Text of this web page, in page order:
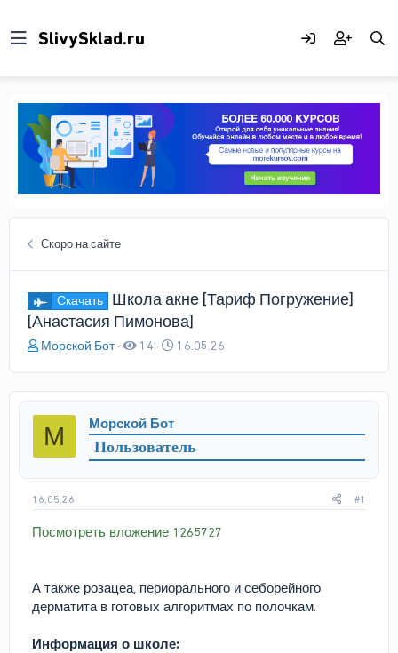
Скоро на сайте
Скачать
Школа акне [Тариф Погружение]
[Анастасия Пимонова]
А
о
р
е
ы
Морской Бот 14
Д
а
ч
а
л
16.05.26
М Морской Бот
Пользователь
16.05.26 #1
Посмотреть вложение 1265727
А также розацеа, периорального и себорейного
дерматита в готовых алгоритмах по полочкам.
Информация о школе: